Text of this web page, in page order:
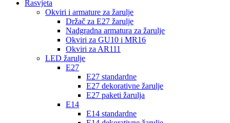
Rasvjeta
Okviri i armature za žarulje
Držač za E27 žarulje
Nadgradna armatura za žarulje
Okviri za GU10 i MR16
Okviri za AR111
LED žarulje
E27
E27 standardne
E27 dekorativne žarulje
E27 paketi žarulja
E14
E14 standardne